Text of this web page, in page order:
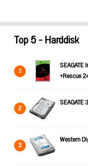
Top 5 - Harddisk
1
SEAGATE
+Rescue
2 SEAGATE
3 Western